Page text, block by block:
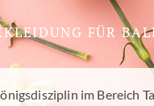
FÜR
im Bereich